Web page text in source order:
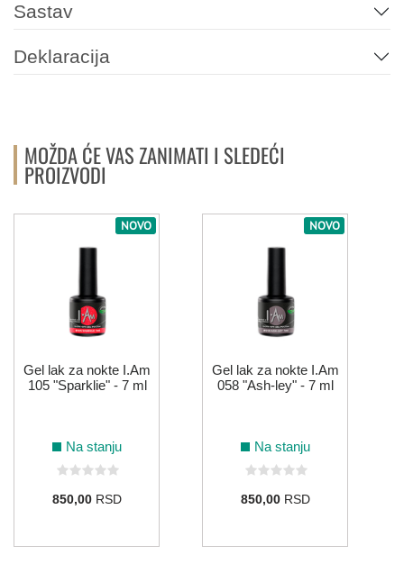
Sastav
Deklaracija
MOŽDA ĆE VAS ZANIMATI I SLEDEĆI
PROIZVODI
NOVO
Gel lak za nokte I.Am
105 "Sparklie" - 7 ml
Na stanju
850,00RSD
NOVO
Gel lak za nokte I.Am
058 "Ash-ley" - 7 ml
Na stanju
850,00RSD